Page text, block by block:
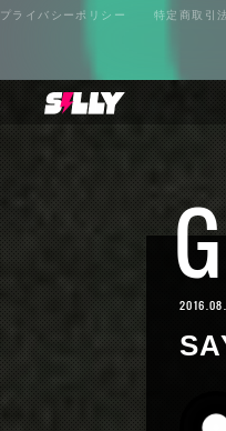
プライバシーポリシー 特定商取引